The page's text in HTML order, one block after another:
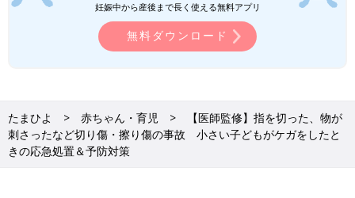
妊娠中から産後まで長く使える無料アプリ
無料ダウンロード
たまひよ 赤ちゃん・育児
【医師監修】指を切った、物が
刺さったなど切り傷・擦り傷の事故 小さい子どもがケガをしたと
きの応急処置＆予防対策